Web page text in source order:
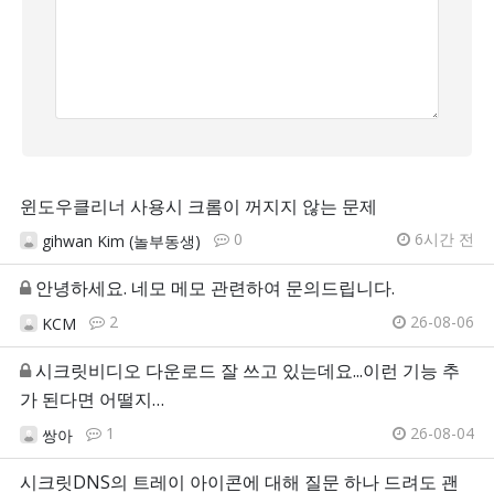
윈도우클리너 사용시 크롬이 꺼지지 않는 문제
gihwan Kim (놀부동생) 0 6시간 전
안녕하세요. 네모 메모 관련하여 문의드립니다.
KCM 2 26-08-06
시크릿비디오 다운로드 잘 쓰고 있는데요...이런 기능 추
가 된다면 어떨지…
쌍아 1 26-08-04
시크릿DNS의 트레이 아이콘에 대해 질문 하나 드려도 괜